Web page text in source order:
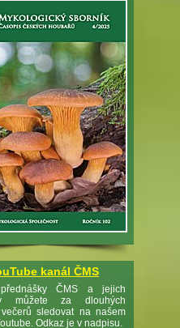
kanál ČMS
ČMS a jejich
můžete za dlouhých
sledovat na našem
Odkaz je v nadpisu.